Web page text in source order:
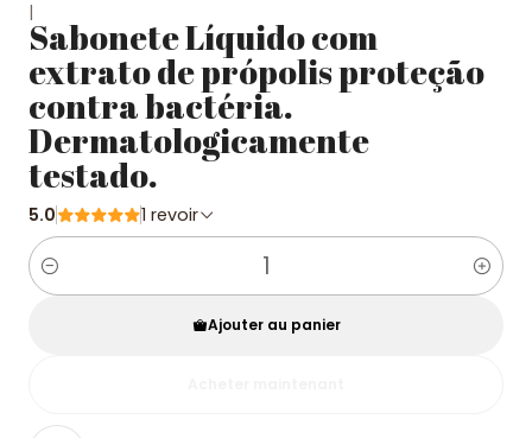
|
Sabonete Líquido com
extrato de própolis proteção
contra bactéria.
Dermatologicamente
testado.
5.0 1 revoir
Quantité
Ajouter au panier